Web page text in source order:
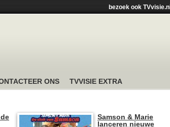
bezoek ook TVvisie.nl
ONS TVVISIE EXTRA
Samson & Marie
lanceren nieuwe